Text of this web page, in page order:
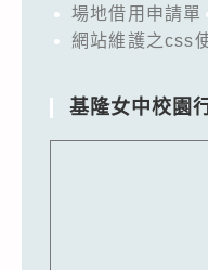
場地借用申請單
網站維護之css
基隆女中校園